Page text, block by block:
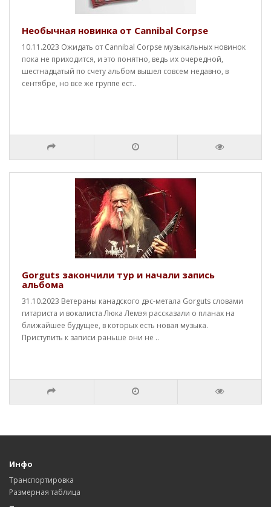
Необычная новинка от Cannibal Corpse
10.11.2023 Ожидать от Cannibal Corpse музыкальных новинок
пока не приходится, и это понятно, ведь их очередной,
шестнадцатый по счету альбом вышел совсем недавно, в
сентябре, но все же группе ест..
Gorguts закончили тур и начали запись
альбома
31.10.2023 Ветераны канадского дэс-метала Gorguts словами
гитариста и вокалиста Люка Лемэя рассказали о планах на
ближайшее будущее, в которых есть новая музыка.
Приступить к записи раньше они не ..
Инфо
Транспортировка
Размерная таблица